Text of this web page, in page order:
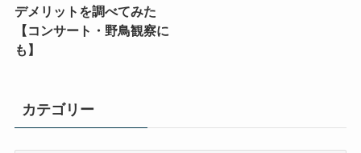
デメリットを調べてみた
【コンサート・野鳥観察に
も】
カテゴリー